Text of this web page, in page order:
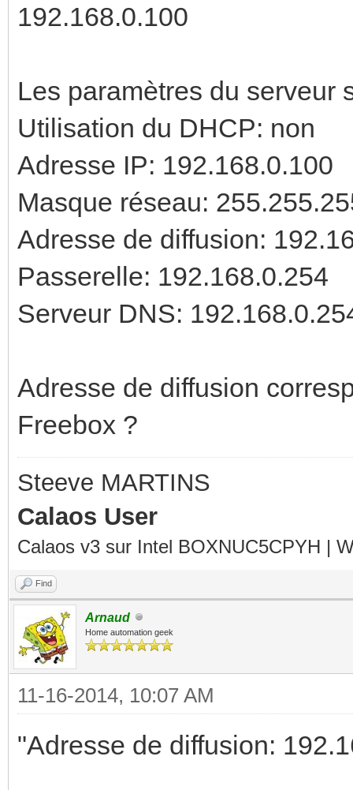
192.168.0.100
Les paramètres du serveur
Utilisation du DHCP: non
Adresse IP: 192.168.0.100
Masque réseau:
Adresse de diffusion:
Passerelle: 192.168.0.254
Serveur DNS:
Adresse de diffusion
Freebox ?
Steeve MARTINS
Calaos User
Calaos v3 sur Intel BOXNUC5CPYH |
Find
Arnaud
Home automation geek
11-16-2014, 10:07 AM
"Adresse de diffusion: